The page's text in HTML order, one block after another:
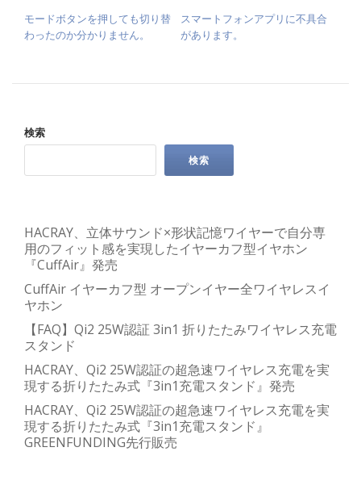
モードボタンを押しても切り替
わったのか分かりません。
スマートフォンアプリに不具合
があります。
検索
検索
HACRAY、立体サウンド×形状記憶ワイヤーで自分専
用のフィット感を実現したイヤーカフ型イヤホン
『CuffAir』発売
CuffAir イヤーカフ型 オープンイヤー全ワイヤレスイ
ヤホン
【FAQ】Qi2 25W認証 3in1 折りたたみワイヤレス充電
スタンド
HACRAY、Qi2 25W認証の超急速ワイヤレス充電を実
現する折りたたみ式『3in1充電スタンド』発売
HACRAY、Qi2 25W認証の超急速ワイヤレス充電を実
現する折りたたみ式『3in1充電スタンド』
GREENFUNDING先行販売